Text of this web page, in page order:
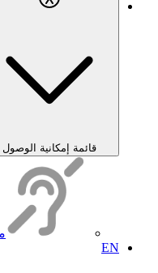
قائمة إمكانية الوصول
EN